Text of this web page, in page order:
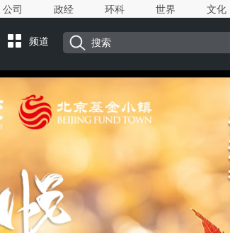
公司 政经 环科 世界 文化
频道